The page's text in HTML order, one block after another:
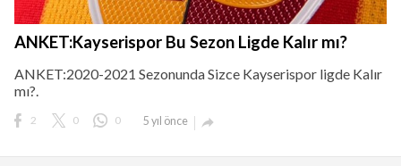
ANKET:Kayserispor Bu Sezon Ligde Kalır mı?
ANKET:2020-2021 Sezonunda Sizce Kayserispor ligde Kalır
mı?.
2 0 0 5 yıl önce 